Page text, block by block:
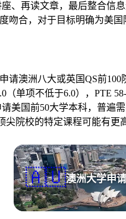
、再读文章，最后整合信
吻合，对于目标明确为美
澳洲八大或英国QS前
单项不低于6.0），PTE
美国前50大学本科，普
尖院校的特定课程可能有
🇦🇺澳洲大学申